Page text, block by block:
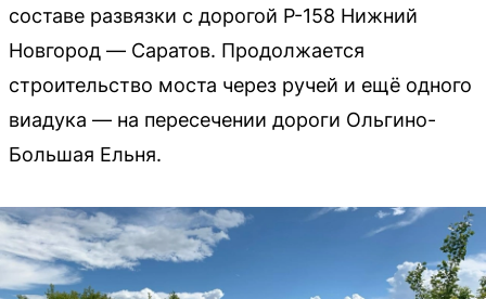
составе развязки с дорогой Р-158 Нижний
Новгород — Саратов. Продолжается
строительство моста через ручей и ещё одного
виадука — на пересечении дороги Ольгино-
Большая Ельня.